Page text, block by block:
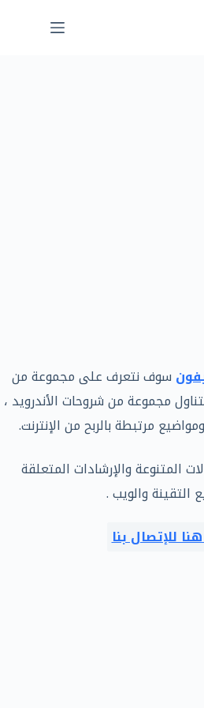
سوف نتعرف على مجموعة من
مجموعة من شروحات الأندرويد ،
مرتبطة بالربح من الإنترنت.
المتنوعة والإرشادات المتعلقة
التقينة والويب .
للإتصال بنا